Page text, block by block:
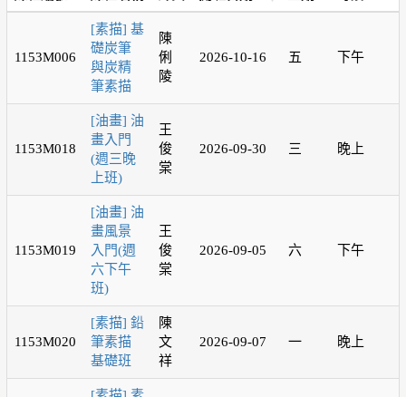
1153M006
[素描] 基
礎炭筆
與炭精
筆素描
陳
俐
陵
2026-10-16 五 下午
1153M018
[油畫] 油
畫入門
(週三晚
上班)
王
俊
棠
2026-09-30 三 晚上
1153M019
[油畫] 油
畫風景
入門(週
六下午
班)
王
俊
棠
2026-09-05 六 下午
1153M020
[素描] 鉛
筆素描
基礎班
陳
文
祥
2026-09-07 一 晚上